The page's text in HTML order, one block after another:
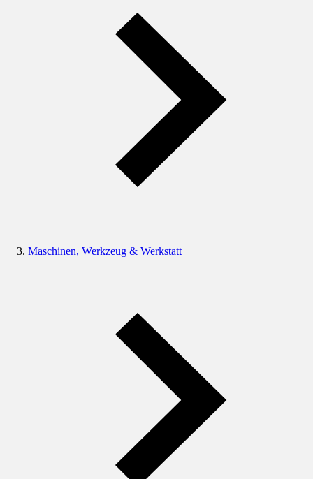
Maschinen, Werkzeug & Werkstatt